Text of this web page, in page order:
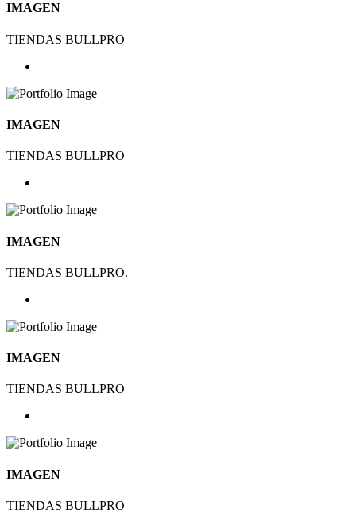
IMAGEN
TIENDAS BULLPRO
IMAGEN
TIENDAS BULLPRO
IMAGEN
TIENDAS BULLPRO.
IMAGEN
TIENDAS BULLPRO
IMAGEN
TIENDAS BULLPRO